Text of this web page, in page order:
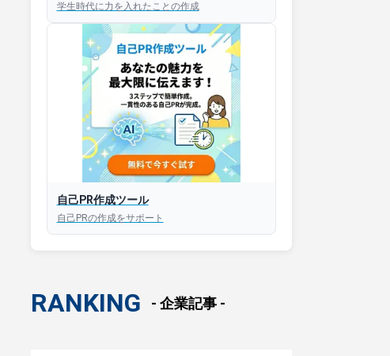
30秒以内にあなたのESを添削
30秒以内にあなただけのESを
AIと対話して面接練習ができ
iOS版はこちら
Android版はこちら
学生時代に力を入れたことの作成
自己PR作成ツール
自己PRの作成をサポート
RANKING - 企業記事 -